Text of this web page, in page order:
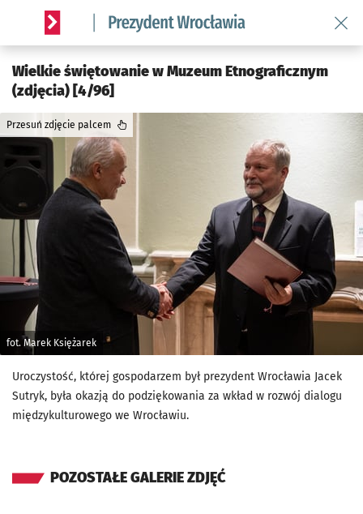
Serwis informacyjny wroclaw.pl podserwis: Prezydent
Wielkie świętowanie w Muzeum Etnograficznym
(zdjęcia) [4/96]
fot. Marek Księżarek
Przesuń zdjęcie palcem
Uroczystość, której gospodarzem był prezydent Wrocławia Jacek
Sutryk, była okazją do podziękowania za wkład w rozwój dialogu
międzykulturowego we Wrocławiu.
POZOSTAŁE GALERIE ZDJĘĆ